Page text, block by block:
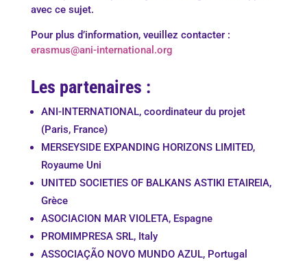
avec ce sujet.
Pour plus d’information, veuillez contacter :
erasmus@ani-international.org
Les partenaires :
ANI-INTERNATIONAL, coordinateur du projet
(Paris, France)
MERSEYSIDE EXPANDING HORIZONS LIMITED,
Royaume Uni
UNITED SOCIETIES OF BALKANS ASTIKI ETAIREIA,
Grèce
ASOCIACION MAR VIOLETA, Espagne
PROMIMPRESA SRL, Italy
ASSOCIAÇÃO NOVO MUNDO AZUL, Portugal